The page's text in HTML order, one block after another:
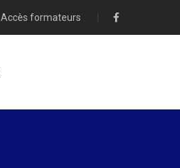
Accès formateurs